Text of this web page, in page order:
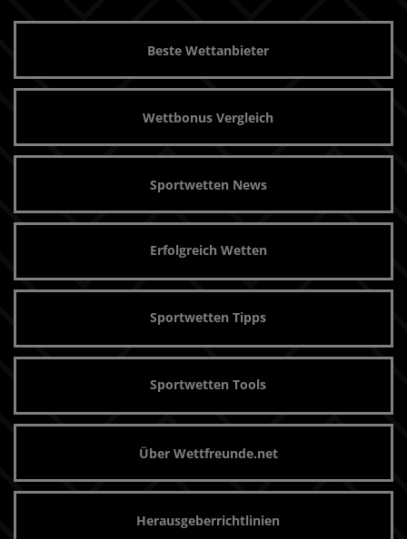
Beste Wettanbieter
Wettbonus Vergleich
Sportwetten News
Erfolgreich Wetten
Sportwetten Tipps
Sportwetten Tools
Über Wettfreunde.net
Herausgeberrichtlinien